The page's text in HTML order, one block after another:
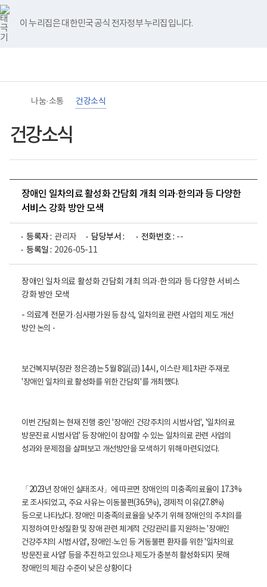
바
로
가
기
메
이 누리집은 대한민국 공식 전자정부 누리집입니다.
너
비
767px
이
하
영
홈
나눔·소통 건강소식
건강소식
장애인 일차의료 활성화 간담회 개최 의과·한의과 등 다양한
서비스 강화 방안 모색
등록자 : 관리자 담당부서 : 전화번호 : --
등록일 : 2026-05-11
장애인 일차의료 활성화 간담회 개최 의과·한의과 등 다양한 서비스
강화 방안 모색
- 의료계 전문가·심사평가원 등 참석, 일차의료 관련 사업의 제도 개선
방안 논의 -
보건복지부(장관 정은경)는 5월 8일(금) 14시, 이스란 제1차관 주재로
'장애인 일차의료 활성화를 위한 간담회'를 개최했다.
이번 간담회는 현재 진행 중인 '장애인 건강주치의 시범사업', '일차의료
방문진료 시범사업' 등 장애인이 참여할 수 있는 일차의료 관련 사업의
성과와 문제점을 살펴보고 개선방안을 모색하기 위해 마련되었다.
「2023년 장애인 실태조사」에 따르면 장애인의 미충족의료율이 17.3%
로 조사되었고, 주요 사유는 이동불편(36.5%), 경제적 이유(27.8%)
등으로 나타났다. 장애인 미충족의료율을 낮추기 위해 장애인의 주치의를
지정하여 만성질환 및 장애 관련 체계적 건강관리를 지원하는 '장애인
건강주치의 시범사업', 장애인·노인 등 거동불편 환자를 위한 '일차의료
방문진료 사업' 등을 추진하고 있으나 제도가 충분히 활성화되지 못해
장애인의 체감 수준이 낮은 상황이다
유
튜
브
블
로
그
인
스
타
그
램
페
이
스
북